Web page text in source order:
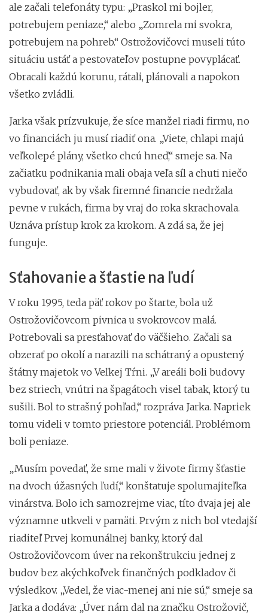
ale začali telefonáty typu: „Praskol mi bojler,
potrebujem peniaze,“ alebo „Zomrela mi svokra,
potrebujem na pohreb.“ Ostrožovičovci museli túto
situáciu ustáť a pestovateľov postupne povyplácať.
Obracali každú korunu, rátali, plánovali a napokon
všetko zvládli.
Jarka však prízvukuje, že síce manžel riadi firmu, no
vo financiách ju musí riadiť ona. „Viete, chlapi majú
veľkolepé plány, všetko chcú hneď,“ smeje sa. Na
začiatku podnikania mali obaja veľa síl a chuti niečo
vybudovať, ak by však firemné financie nedržala
pevne v rukách, firma by vraj do roka skrachovala.
Uznáva prístup krok za krokom. A zdá sa, že jej
funguje.
Sťahovanie a šťastie na ľudí
V roku 1995, teda päť rokov po štarte, bola už
Ostrožovičovcom pivnica u svokrovcov malá.
Potrebovali sa presťahovať do väčšieho. Začali sa
obzerať po okolí a narazili na schátraný a opustený
štátny majetok vo Veľkej Tŕni. „V areáli boli budovy
bez striech, vnútri na špagátoch visel tabak, ktorý tu
sušili. Bol to strašný pohľad,“ rozpráva Jarka. Napriek
tomu videli v tomto priestore potenciál. Problémom
boli peniaze.
„Musím povedať, že sme mali v živote firmy šťastie
na dvoch úžasných ľudí,“ konštatuje spolumajiteľka
vinárstva. Bolo ich samozrejme viac, títo dvaja jej ale
významne utkveli v pamäti. Prvým z nich bol vtedajší
riaditeľ Prvej komunálnej banky, ktorý dal
Ostrožovičovcom úver na rekonštrukciu jednej z
budov bez akýchkoľvek finančných podkladov či
výsledkov. „Vedel, že viac-menej ani nie sú,“ smeje sa
Jarka a dodáva: „Úver nám dal na značku Ostrožovič,